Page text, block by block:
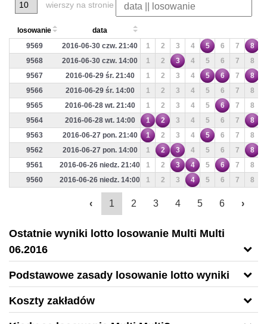
wierszy na stronie
losowanie
data
9569
2016-06-30 czw. 21:40 1 2 3 4 5 6 7 8
9568
2016-06-30 czw. 14:00 1 2 3 4 5 6 7 8
9567
2016-06-29 śr. 21:40 1 2 3 4 5 6 7 8
9566
2016-06-29 śr. 14:00 1 2 3 4 5 6 7 8
9565
2016-06-28 wt. 21:40 1 2 3 4 5 6 7 8
9564
2016-06-28 wt. 14:00 1 2 3 4 5 6 7 8
9563
2016-06-27 pon. 21:40 1 2 3 4 5 6 7 8
9562
2016-06-27 pon. 14:00 1 2 3 4 5 6 7 8
9561
2016-06-26 niedz. 21:40 1 2 3 4 5 6 7 8
9560
2016-06-26 niedz. 14:00 1 2 3 4 5 6 7 8
‹ 1 2 3 4 5 6 ›
Ostatnie wyniki lotto losowanie Multi Multi
06.2016
Podstawowe zasady losowanie lotto wyniki
Koszty zakładów